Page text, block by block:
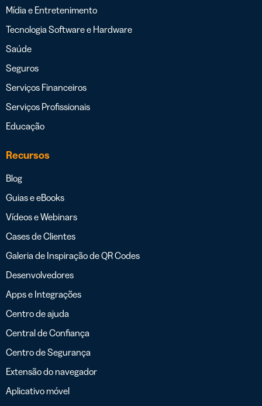
Mídia e Entretenimento
Tecnologia Software e Hardware
Saúde
Seguros
Serviços Financeiros
Serviços Profissionais
Educação
Recursos
Blog
Guias e eBooks
Vídeos e Webinars
Cases de Clientes
Galeria de Inspiração de QR Codes
Desenvolvedores
Apps e Integrações
Centro de ajuda
Central de Confiança
Centro de Segurança
Extensão do navegador
Aplicativo móvel